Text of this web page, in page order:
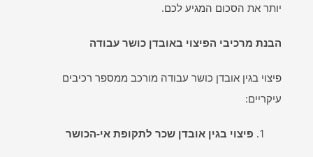
יותר את הסכום המגיע לכם.
הבנת מרכיבי הפיצוי באובדן כושר עבודה
פיצוי בגין אובדן כושר עבודה מורכב ממספר רכיבים
עיקריים:
פיצוי בגין אובדן שכר לתקופת אי-הכושר